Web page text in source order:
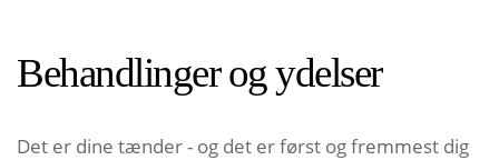
Behandlinger og ydelser
Det er dine tænder - og det er først og fremmest dig